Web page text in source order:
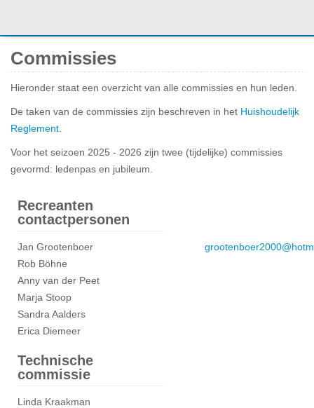
Commissies
Hieronder staat een overzicht van alle commissies en hun leden.
De taken van de commissies zijn beschreven in het Huishoudelijk
Reglement
Voor het seizoen 2025 - 2026 zijn twee (tijdelijke) commissies
gevormd: ledenpas en jubileum.
Recreanten
contactpersonen
Jan Grootenboer
Rob Böhne
Anny van der Peet
Marja Stoop
Sandra Aalders
Erica Diemeer
Technische
commissie
Linda Kraakman